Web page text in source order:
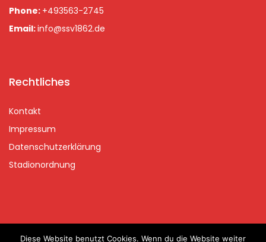
Phone: +493563-2745
Email:info@ssv1862.de
Rechtliches
Kontakt
Impressum
Datenschutzerklärung
Stadionordnung
Diese Website benutzt Cookies. Wenn du die Website weiter